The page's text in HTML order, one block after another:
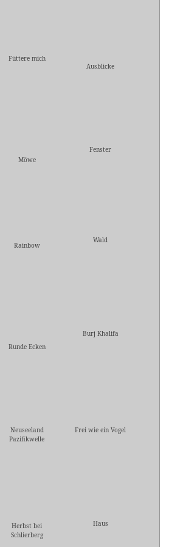
Füttere mich
Ausblicke
Möwe
Fenster
Rainbow
Wald
Runde Ecken
Burj Khalifa
Neuseeland
Pazifikwelle
Frei wie ein Vogel
Herbst bei
Schlierberg
Haus